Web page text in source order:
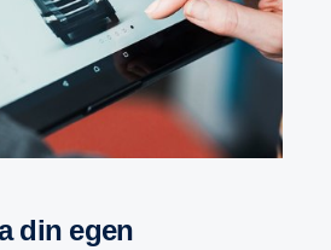
under 600 v/min.
din egen